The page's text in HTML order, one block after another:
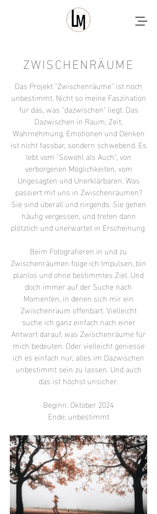
ZWISCHENRÄUME
Das Projekt "Zwischenräume" ist noch
unbestimmt. Nicht so meine Faszination
für das, was "dazwischen" liegt. Das
Dazwischen in Raum, Zeit,
Wahrnehmung, Emotionen und Denken
ist nicht fassbar, sondern schwebend. Es
lebt vom "Sowohl als Auch", von
verborgenen Möglichkeiten, vom
Ungesagten und Unerklärbaren. Was
passiert mit uns in Zwischenräumen?
Sie sind überall und nirgends. Sie gehen
häufig vergessen, und treten dann
plötzlich und unerwartet in Erscheinung.
Beim Fotografieren in und zu
Zwischenräumen folge ich Impulsen, bin
planlos und ohne bestimmtes Ziel. Und
doch immer auf der Suche nach
Momenten, in denen sich mir ein
Zwischenraum offenbart. Vielleicht
suche ich ganz einfach nach einer
Antwort darauf, was Zwischenräume für
mich bedeuten. Oder vielleicht geniesse
ich es einfach nur, alles im Dazwischen
unbestimmt sein zu lassen. Und auch
das ist höchst unsicher.
Beginn: Oktober 2024
Ende: unbestimmt